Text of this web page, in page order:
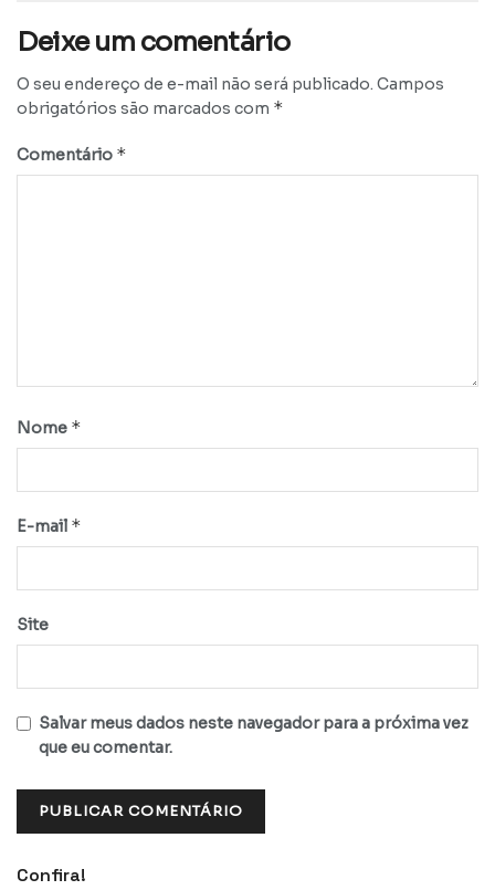
Deixe um comentário
O seu endereço de e-mail não será publicado. Campos
obrigatórios são marcados com *
Comentário *
Nome *
E-mail *
Site
Salvar meus dados neste navegador para a próxima vez
que eu comentar.
Confira!